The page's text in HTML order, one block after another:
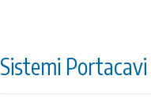
Sistemi Portacavi